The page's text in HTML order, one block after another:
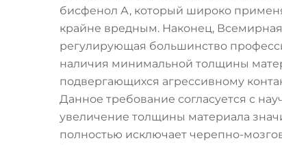
бисфенол А, который широко
крайне вредным. Наконец, Всемирная
регулирующая большинство
наличия минимальной толщины
подвергающихся агрессивному
Данное требование согласуется с
увеличение толщины материала
полностью исключает черепно-